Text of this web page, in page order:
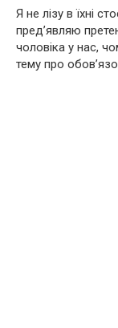
Я не лізу в їхні
пред’являю
чоловіка у нас,
тему про